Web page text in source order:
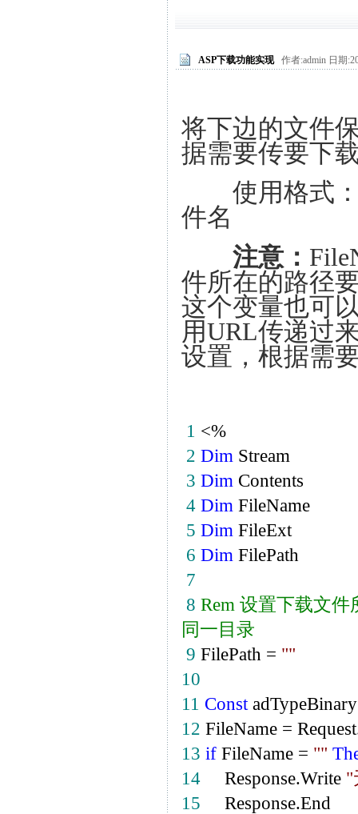
ASP下载功能实现 作者:admin 日期
将下边的文件
据需要传要下
使用格式：
件名
注意：
件所在的路径
这个变量也可
用URL传递过
设置，根据需
1 <%
2 Dim Stream
3 Dim Contents
4 Dim FileName
5 Dim FileExt
6 Dim FilePath
7
8 Rem 设置下载文件
同一目录
9 FilePath = ""
10
11 Const
12 FileName =
13 if FileName = ""
14
Response.Write "
15
Response.End